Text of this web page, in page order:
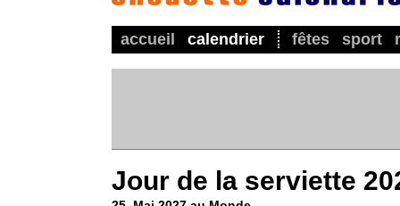
accueil calendrier fêtes sport
Jour de la serviette